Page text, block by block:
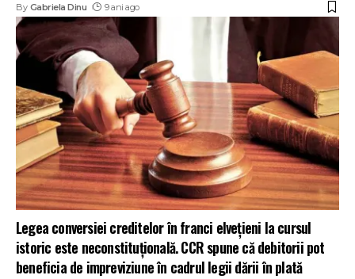
By Gabriela Dinu 9 ani ago
Legea conversiei creditelor în franci elveţieni la cursul
istoric este neconstituţională. CCR spune că debitorii pot
beneficia de impreviziune în cadrul legii dării în plată